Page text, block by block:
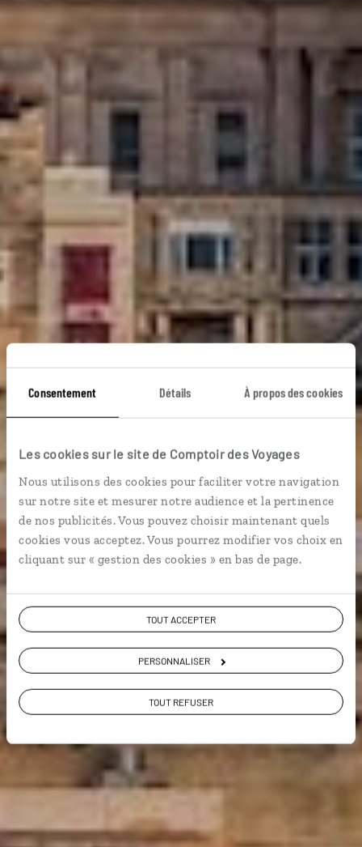
Consentement Détails À propos des cookies
Les cookies sur le site de Comptoir des Voyages
Nous utilisons des cookies pour faciliter votre navigation
sur notre site et mesurer notre audience et la pertinence
de nos publicités. Vous pouvez choisir maintenant quels
cookies vous acceptez. Vous pourrez modifier vos choix en
cliquant sur « gestion des cookies » en bas de page.
TOUT ACCEPTER
PERSONNALISER
TOUT REFUSER
Voyage Malte
8,9 / 10
(70 avis sur Malte)
VOIR NOS 4 IDÉES DE VOYAGE À MALTE